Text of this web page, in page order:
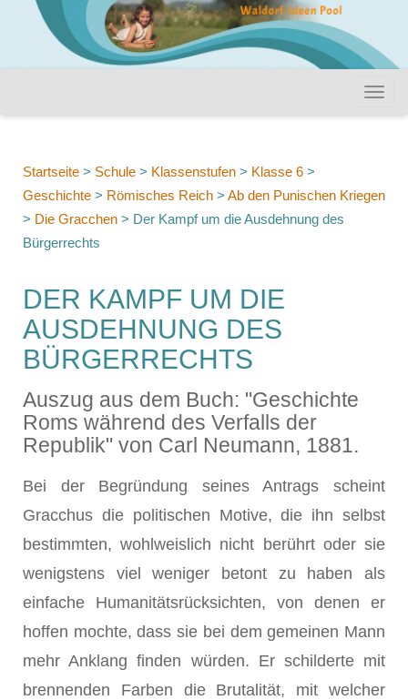
Startseite > Schule > Klassenstufen > Klasse 6 >
Geschichte > Römisches Reich > Ab den Punischen Kriegen
> Die Gracchen > Der Kampf um die Ausdehnung des
Bürgerrechts
DER KAMPF UM DIE
AUSDEHNUNG DES
BÜRGERRECHTS
Auszug aus dem Buch: "Geschichte
Roms während des Verfalls der
Republik" von Carl Neumann, 1881.
Bei der Begründung seines Antrags scheint
Gracchus die politischen Motive, die ihn selbst
bestimmten, wohlweislich nicht berührt oder sie
wenigstens viel weniger betont zu haben als
einfache Humanitätsrücksichten, von denen er
hoffen mochte, dass sie bei dem gemeinen Mann
mehr Anklang finden würden. Er schilderte mit
brennen­den Farben die Brutalität, mit welcher